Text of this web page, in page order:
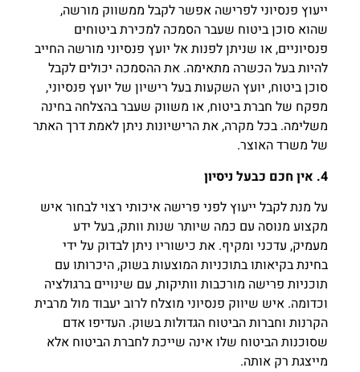
ייעוץ פנסיוני לפרישה אפשר לקבל ממשווק מורשה,
שהוא סוכן ביטוח שעבר הסמכה למכירת ביטוחים
פנסיוניים, או שניתן לפנות אל יועץ פנסיוני מורשה החייב
להיות בעל הכשרה מתאימה. את ההסמכה יכולים לקבל
סוכן ביטוח, יועץ השקעות בעל רישיון של יועץ פנסיוני,
מפקח של חברת ביטוח, או משווק שעבר בהצלחה בחינה
משלימה. בכל מקרה, את הרישיונות ניתן לאמת דרך האתר
של משרד האוצר.
4. אין חכם כבעל ניסיון
על מנת לקבל ייעוץ לפני פרישה איכותי רצוי לבחור איש
מקצוע מנוסה עם כמה שיותר שנות וותק, בעל ידע
מעמיק, עדכני ומקיף. את כישוריו ניתן לבדוק על ידי
בחינת בקיאותו בתוכניות המוצעות בשוק, היכרותו עם
תוכניות פרישה מורכבות וותיקות, עם שינויים ברגולציה
וכדומה. איש שיווק פנסיוני מוצלח לרוב יעבוד מול מרבית
הקרנות וחברות הביטוח הגדולות בשוק. העדיפו אדם
שסוכנות הביטוח שלו אינה שייכת לחברת הביטוח אלא
מייצגת רק אותה.